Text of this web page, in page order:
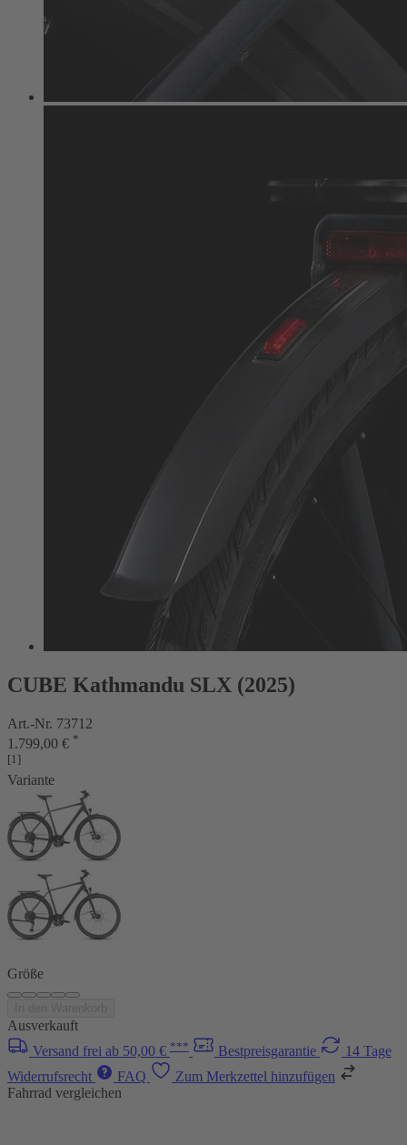
CUBE Kathmandu SLX (2025)
Art.-Nr. 73712
1.799,00 € *
[1]
Variante
Größe
Ausverkauft
Versand frei ab 50,00 € *** Bestpreisgarantie
14 Tage
Widerrufsrecht
FAQ
Zum Merkzettel hinzufügen
Fahrrad vergleichen